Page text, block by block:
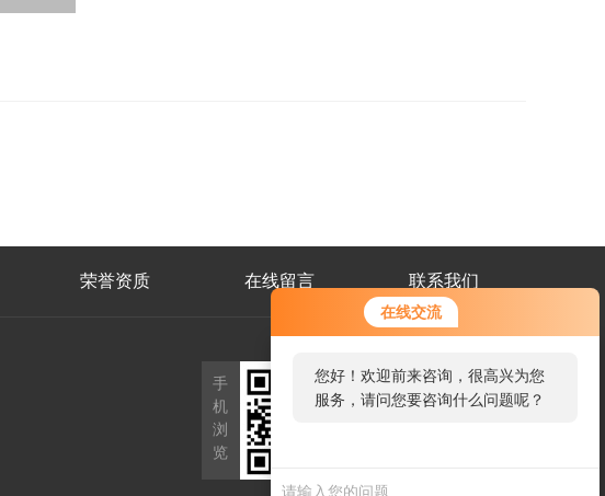
在线交流
您好！欢迎前来咨询，很高兴为您
服务，请问您要咨询什么问题呢？
荣誉资质 在线留言 联系我们
手
机
浏
览
微
信